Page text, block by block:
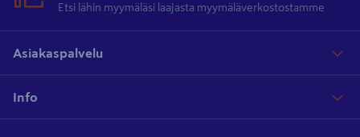
Etsi lähin myymäläsi laajasta myymäläverkostostamme
Asiakaspalvelu
Info